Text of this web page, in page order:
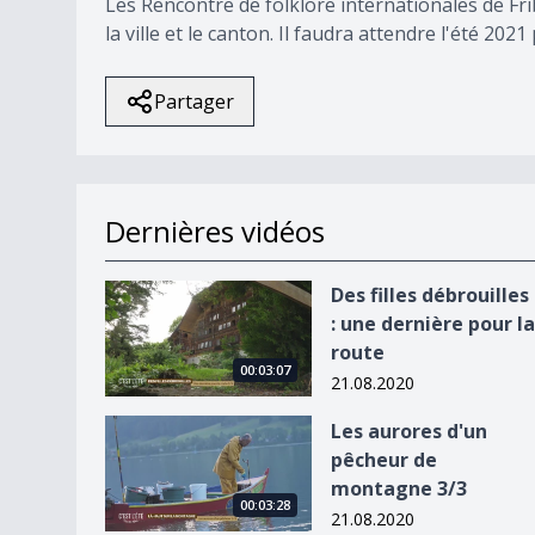
la ville et le canton. Il faudra attendre l'été
Partager
Dernières vidéos
Des filles débrouilles : une dernière pour la route
00:03:07
Des filles débrouilles
: une dernière pour la
route
21.08.2020
Les aurores d&#039;un pêcheur de montagne 3/
00:03:28
Les aurores d'un
pêcheur de
montagne 3/3
21.08.2020